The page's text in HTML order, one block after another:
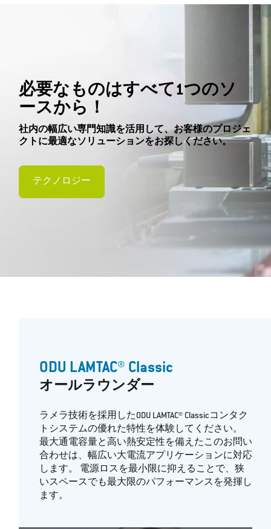
必要なものはすべて1つのソ
ースから！
社内の幅広い専門知識を活用して、お客様のプロジェ
クトに最適なソリューションをお探しください。
テクノロジー
ODU LAMTAC® Classic
オールラウンダー
ラメラ技術を採用したODU LAMTAC® Classicコンタク
トシステムの優れた特性を体験してください。
最大通電容量と高い熱安定性を備えたこのお問い
合わせは、幅広い大電流アプリケーションに対応
します。 電源ロスを最小限に抑えることで、狭
いスペースでも最大限のパフォーマンスを発揮し
ます。